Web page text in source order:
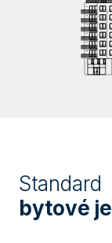
Standard
bytové